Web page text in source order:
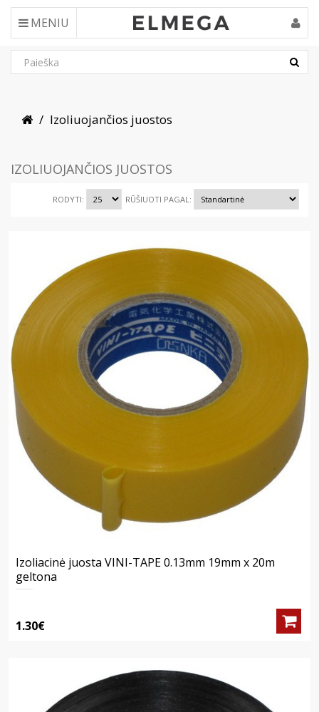
MENIU
Izoliuojančios juostos
IZOLIUOJANČIOS JUOSTOS
RŪŠIUOTI PAGAL:
RODYTI:
Izoliacinė juosta VINI-TAPE 0.13mm 19mm x 20m
geltona
1.30€